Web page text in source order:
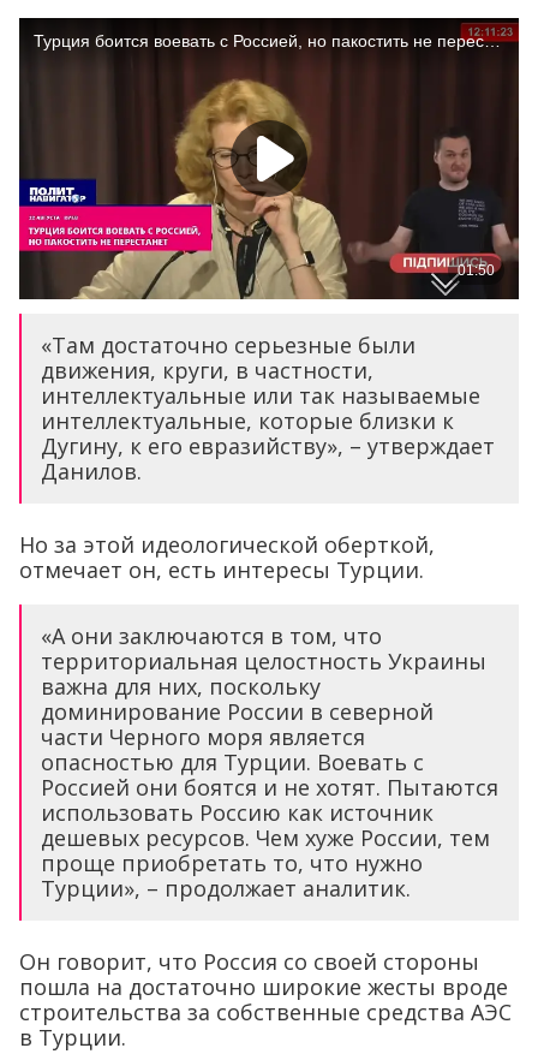
«Там достаточно серьезные были
движения, круги, в частности,
интеллектуальные или так называемые
интеллектуальные, которые близки к
Дугину, к его евразийству», – утверждает
Данилов.
Но за этой идеологической оберткой,
отмечает он, есть интересы Турции.
«А они заключаются в том, что
территориальная целостность Украины
важна для них, поскольку
доминирование России в северной
части Черного моря является
опасностью для Турции. Воевать с
Россией они боятся и не хотят. Пытаются
использовать Россию как источник
дешевых ресурсов. Чем хуже России, тем
проще приобретать то, что нужно
Турции», – продолжает аналитик.
Он говорит, что Россия со своей стороны
пошла на достаточно широкие жесты вроде
строительства за собственные средства АЭС
в Турции.